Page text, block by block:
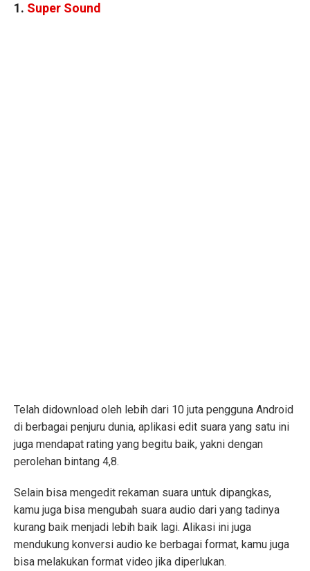
1. Super Sound
Telah didownload oleh lebih dari 10 juta pengguna Android
di berbagai penjuru dunia, aplikasi edit suara yang satu ini
juga mendapat rating yang begitu baik, yakni dengan
perolehan bintang 4,8.
Selain bisa mengedit rekaman suara untuk dipangkas,
kamu juga bisa mengubah suara audio dari yang tadinya
kurang baik menjadi lebih baik lagi. Alikasi ini juga
mendukung konversi audio ke berbagai format, kamu juga
bisa melakukan format video jika diperlukan.